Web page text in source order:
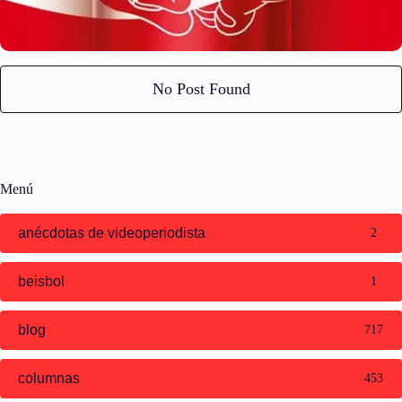
No Post Found
Menú
anécdotas de videoperiodista 2
beisbol 1
blog 717
columnas 453